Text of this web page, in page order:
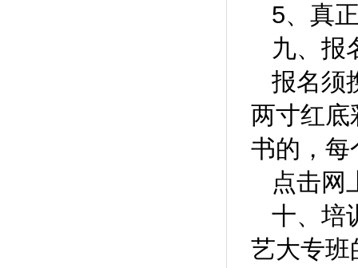
5、真
九、报
报名须
两寸红底
书的，每
点击
十、
艺大专班